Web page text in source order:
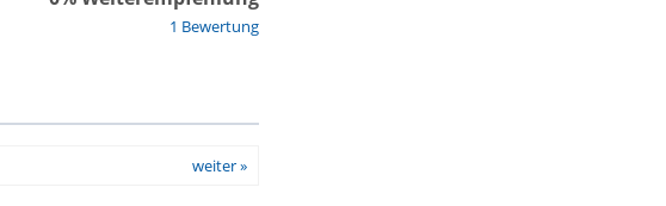
1 Bewertung
weiter »